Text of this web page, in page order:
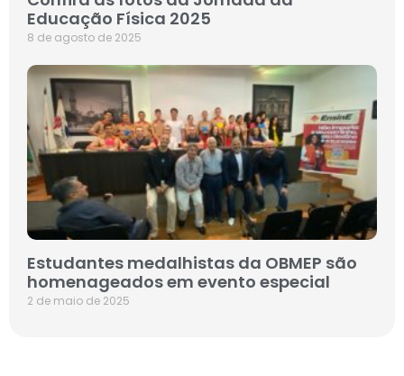
Educação Física 2025
8 de agosto de 2025
Estudantes medalhistas da OBMEP são
homenageados em evento especial
2 de maio de 2025